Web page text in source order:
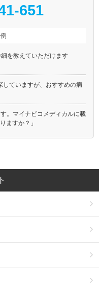
651
を教えていただけます
していますが、おすすめの病
。マイナビコメディカルに載
ますか？」